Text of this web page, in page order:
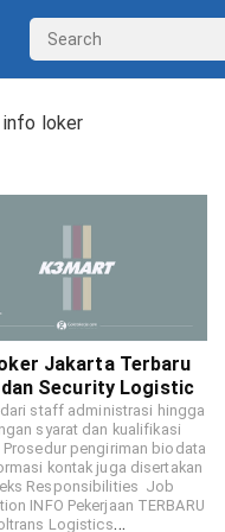
info loker
Jakarta Terbaru
Security Logistic
staff administrasi hingga
syarat dan kualifikasi
Prosedur pengiriman biodata
kontak juga disertakan
Responsibilities Job
INFO Pekerjaan TERBARU
Logistics…